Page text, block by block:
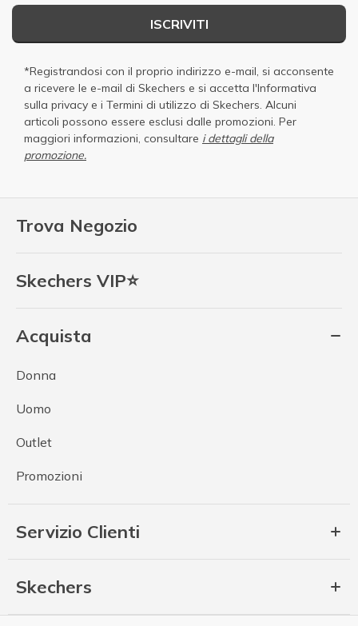
Trova Negozio
Skechers VIP⭐
Acquista
Donna
Uomo
Outlet
Promozioni
Servizio Clienti
Skechers
ISCRIVITI
*Registrandosi con il proprio indirizzo e-mail, si acconsente
a ricevere le e-mail di Skechers e si accetta l'Informativa
sulla privacy e i Termini di utilizzo di Skechers. Alcuni
articoli possono essere esclusi dalle promozioni. Per
maggiori informazioni, consultare i dettagli della
promozione.